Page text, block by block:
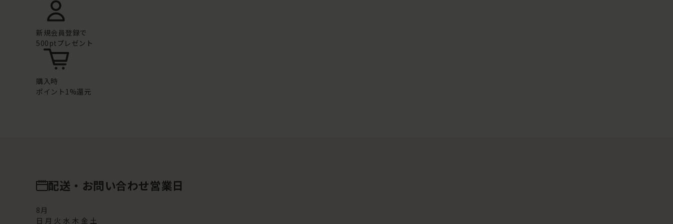
新規会員登録で
500ptプレゼント
購入時
ポイント1%還元
配送・お問い合わせ営業日
8月
日 月 火 水 木 金 土